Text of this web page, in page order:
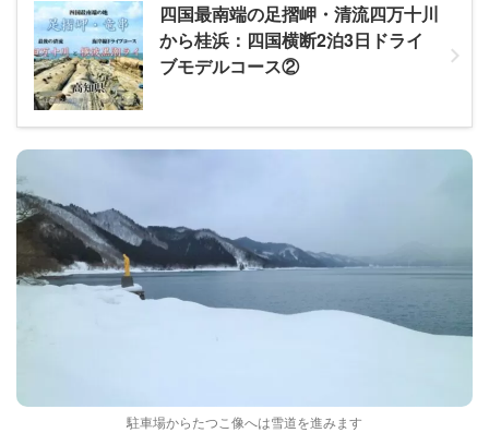
四国最南端の足摺岬・清流四万十川
から桂浜：四国横断2泊3日ドライ
ブモデルコース②
駐車場からたつこ像へは雪道を進みます